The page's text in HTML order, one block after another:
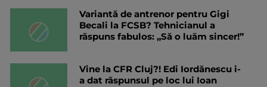
Variantă de antrenor pentru Gigi
Becali la FCSB? Tehnicianul a
răspuns fabulos: „Să o luăm sincer!”
Vine la CFR Cluj?! Edi Iordănescu i-
a dat răspunsul pe loc lui Ioan